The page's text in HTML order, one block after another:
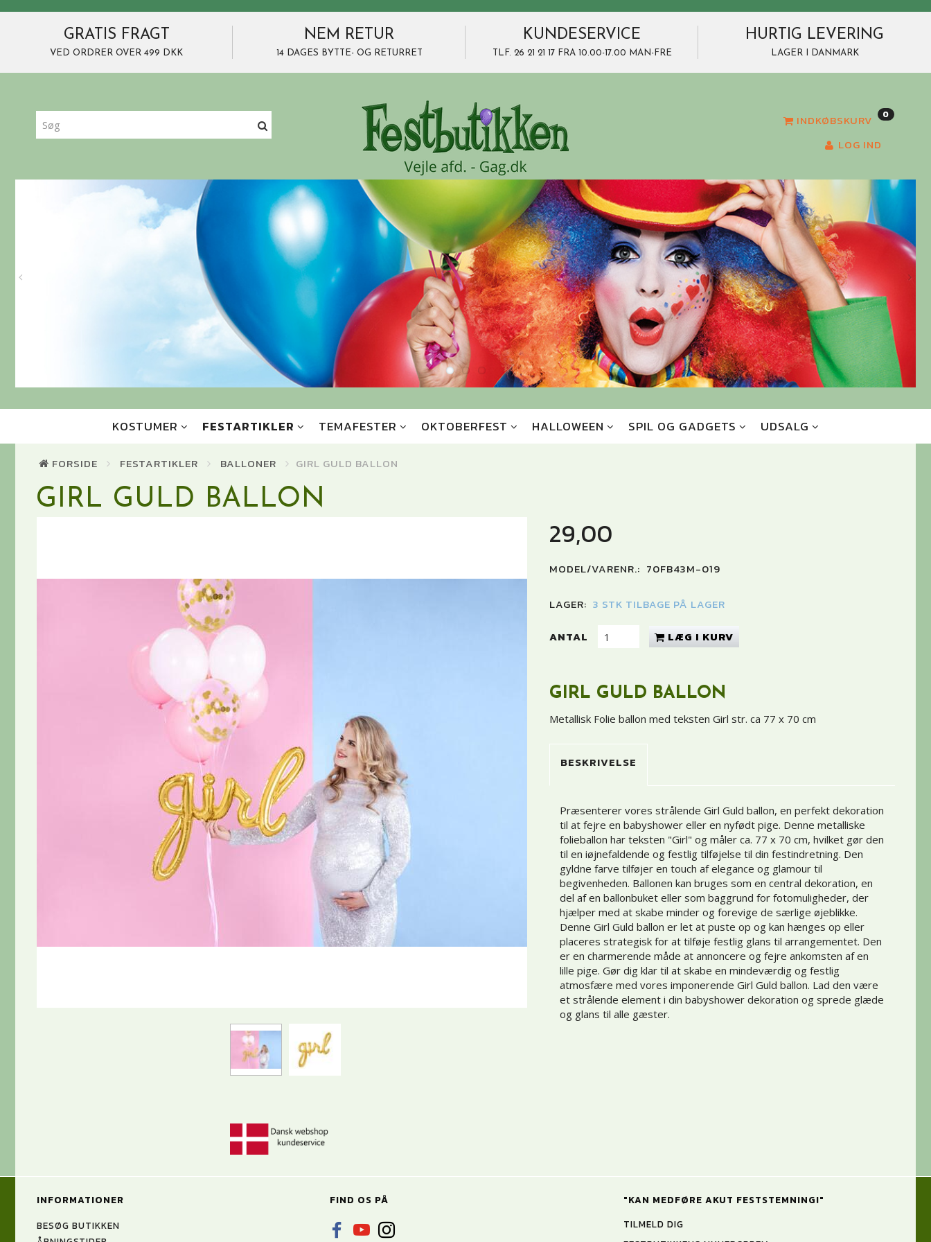
GRATIS FRAGT
VED ORDRER OVER 499 DKK
NEM RETUR
14 DAGES BYTTE- OG RETURRET
KUNDESERVICE
TLF. 26 21 21 17 FRA 10.00-17.00 MAN-FRE
HURTIG LEVERING
LAGER I DANMARK
INDKØBSKURV 0
LOG IND
KOSTUMER FESTARTIKLER TEMAFESTER OKTOBERFEST HALLOWEEN SPIL OG GADGETS UDSALG
FORSIDE FESTARTIKLER BALLONER GIRL GULD BALLON
GIRL GULD BALLON
29,00
MODEL/VARENR.: 70FB43M-019
LAGER: 3 STK TILBAGE PÅ LAGER
ANTAL LÆG I KURV
GIRL GULD BALLON
Metallisk Folie ballon med teksten Girl str. ca 77 x 70 cm
BESKRIVELSE
Præsenterer vores strålende Girl Guld ballon, en perfekt dekoration
til at fejre en babyshower eller en nyfødt pige. Denne metalliske
folieballon har teksten "Girl" og måler ca. 77 x 70 cm, hvilket gør den
til en iøjnefaldende og festlig tilføjelse til din festindretning. Den
gyldne farve tilføjer en touch af elegance og glamour til
begivenheden. Ballonen kan bruges som en central dekoration, en
del af en ballonbuket eller som baggrund for fotomuligheder, der
hjælper med at skabe minder og forevige de særlige øjeblikke.
Denne Girl Guld ballon er let at puste op og kan hænges op eller
placeres strategisk for at tilføje festlig glans til arrangementet. Den
er en charmerende måde at annoncere og fejre ankomsten af en
lille pige. Gør dig klar til at skabe en mindeværdig og festlig
atmosfære med vores imponerende Girl Guld ballon. Lad den være
et strålende element i din babyshower dekoration og sprede glæde
og glans til alle gæster.
INFORMATIONER
BESØG BUTIKKEN
FIND OS PÅ
"KAN MEDFØRE AKUT FESTSTEMNING!"
TILMELD DIG